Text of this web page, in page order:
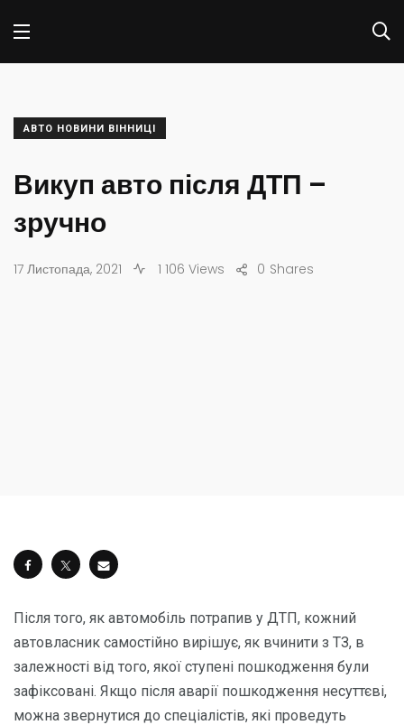
АВТО НОВИНИ ВІННИЦІ
Викуп авто після ДТП –
зручно
17 Листопада, 2021 1 106 Views Shares
0
Після того, як автомобіль потрапив у ДТП, кожний
автовласник самостійно вирішує, як вчинити з ТЗ, в
залежності від того, якої ступені пошкодження були
зафіксовані. Якщо після аварії пошкодження несуттєві,
можна звернутися до спеціалістів, які проведуть